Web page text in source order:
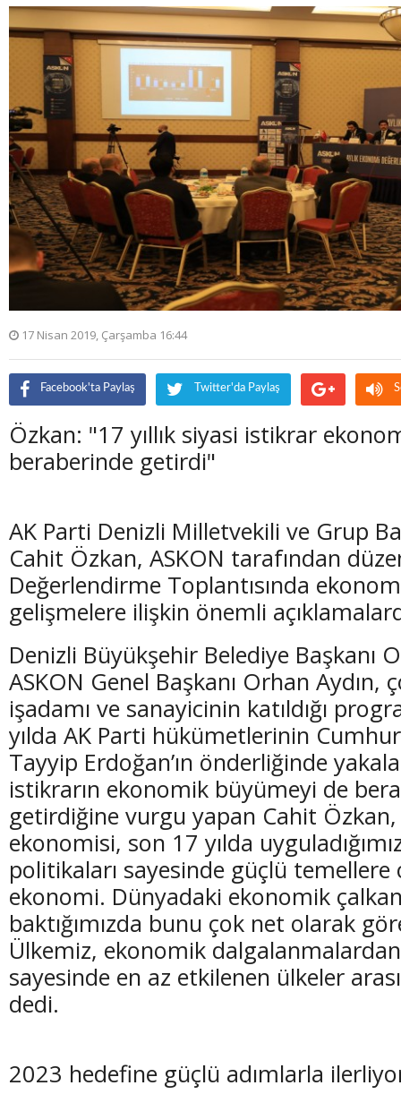
17 Nisan 2019, Çarşamba 16:44
Facebook'ta Paylaş Twitter'da Paylaş
Özkan: "17 yıllık siyasi istikrar
beraberinde getirdi"
AK Parti Denizli Milletvekili ve Grup
Cahit Özkan, ASKON tarafından
Değerlendirme Toplantısında
gelişmelere ilişkin önemli
Denizli Büyükşehir Belediye Başkanı
ASKON Genel Başkanı Orhan Aydın,
işadamı ve sanayicinin katıldığı
yılda AK Parti hükümetlerinin
Tayyip Erdoğan’ın önderliğinde
istikrarın ekonomik büyümeyi de
getirdiğine vurgu yapan Cahit Özkan,
ekonomisi, son 17 yılda
politikaları sayesinde güçlü
ekonomi. Dünyadaki ekonomik
baktığımızda bunu çok net olarak
Ülkemiz, ekonomik
sayesinde en az etkilenen ülkeler
dedi.
2023 hedefine güçlü adımlarla
(20 Şubat - 20 Mart)
Balık Burcunun 07.08.2026 Günlük Yorumu
(21 Mart - 20
Koç